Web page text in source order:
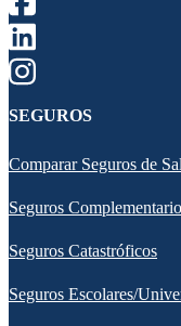
SEGUROS
Comparar Seguros de
Seguros
Seguros Catastróficos
Seguros Escolares/